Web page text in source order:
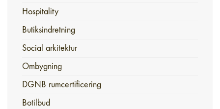
Hospitality
Butiksindretning
Social arkitektur
Ombygning
DGNB rumcertificering
Botilbud